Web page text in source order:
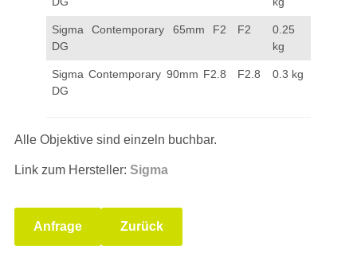
Sigma Contemporary 65mm F2
DG
F2
0.25
kg
Sigma Contemporary 90mm F2.8
DG
F2.8 0.3 kg
Alle Objektive sind einzeln buchbar.
Link zum Hersteller: Sigma
Anfrage Zurück